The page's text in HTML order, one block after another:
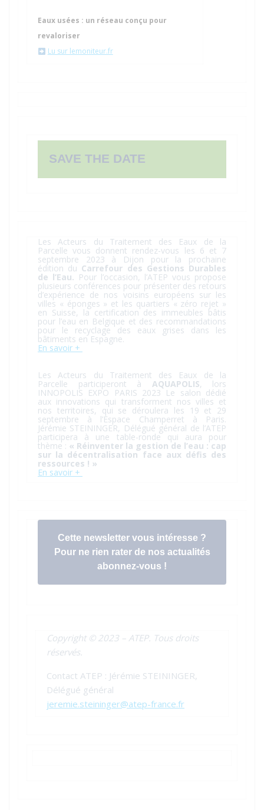
Eaux usées : un réseau conçu pour
revaloriser
Lu sur lemoniteur.fr
SAVE THE DATE
Les Acteurs du Traitement des Eaux de la
Parcelle vous donnent rendez-vous les 6 et 7
septembre 2023 à Dijon pour la prochaine
édition du Carrefour des Gestions Durables
de l’Eau. Pour l’occasion, l’ATEP vous propose
plusieurs conférences pour présenter des retours
d’expérience de nos voisins européens sur les
villes « éponges » et les quartiers « zéro rejet »
en Suisse, la certification des immeubles bâtis
pour l’eau en Belgique et des recommandations
pour le recyclage des eaux grises dans les
bâtiments en Espagne.
En savoir +
Les Acteurs du Traitement des Eaux de la
Parcelle participeront à AQUAPOLIS, lors
INNOPOLIS EXPO PARIS 2023 Le salon dédié
aux innovations qui transforment nos villes et
nos territoires, qui se déroulera les 19 et 29
septembre à l’Espace Champerret à Paris.
Jérémie STEININGER, Délégué général de l’ATEP
participera à une table-ronde qui aura pour
thème : « Réinventer la gestion de l’eau : cap
sur la décentralisation face aux défis des
ressources ! »
En savoir +
Cette newsletter vous intéresse ?
Pour ne rien rater de nos actualités
abonnez-vous !
Copyright © 2023 – ATEP. Tous droits
réservés.
Contact ATEP : Jérémie STEININGER,
Délégué général
jeremie.steininger@atep-france.fr